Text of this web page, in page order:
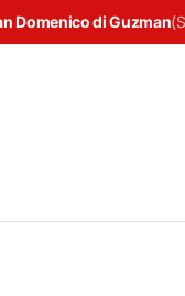
Domenico di Guzman(